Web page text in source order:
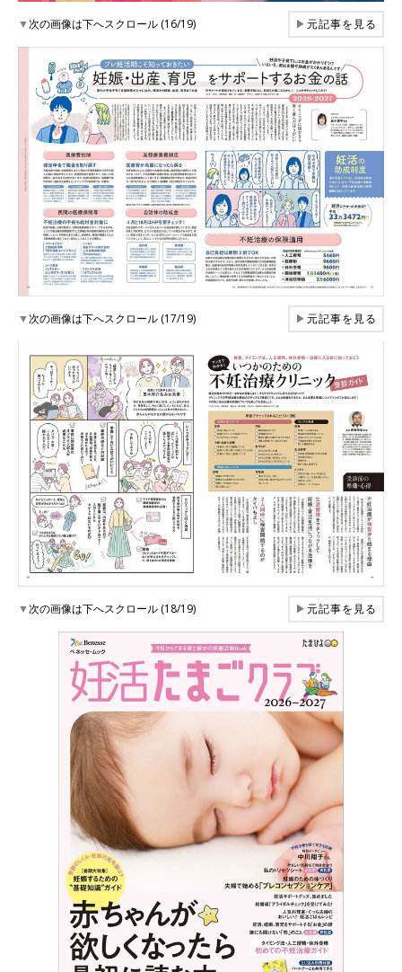
▼次の画像は下へスクロール (16/19) ▶元記事を見る
▼次の画像は下へスクロール (17/19) ▶元記事を見る
▼次の画像は下へスクロール (18/19) ▶元記事を見る